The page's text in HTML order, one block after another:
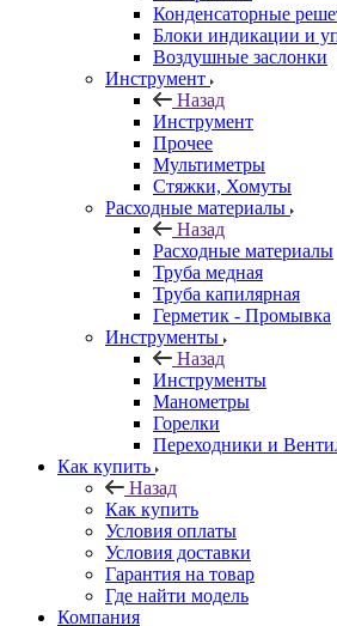
Конденсаторные
Блоки индикации и
Воздушные заслонки
Инструмент
Назад
Инструмент
Прочее
Мультиметры
Стяжки, Хомуты
Расходные материалы
Назад
Расходные материалы
Труба медная
Труба капилярная
Герметик - Промывка
Инструменты
Назад
Инструменты
Манометры
Горелки
Переходники и
Как купить
Назад
Как купить
Условия оплаты
Условия доставки
Гарантия на товар
Где найти модель
Компания